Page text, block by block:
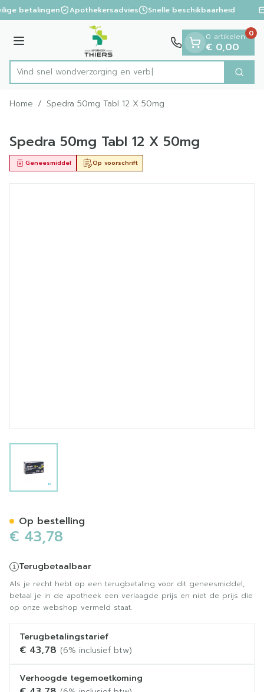
Ga naar de inhoud
1 van 1
betalingen Apothekersadvies Snelle beschikbaarheid
Menu
Product, merk, categorie...
Vind snel wondverzorgin Zoek
0 artikelen
€ 0,00
0
Home / Spedra 50mg Tabl 12 X 50mg
Spedra 50mg Tabl 12 X 50mg
Op voorschrift
Geneesmiddel
€ 43,78
Terugbetaalbaar
Als je recht hebt op een terugbetaling voor dit geneesmiddel,
betaal je in de apotheek een verlaagde prijs en niet de prijs die
op onze webshop vermeld staat.
Terugbetalingstarief
€ 43,78 (6% inclusief btw)
Verhoogde tegemoetkoming
Op bestelling